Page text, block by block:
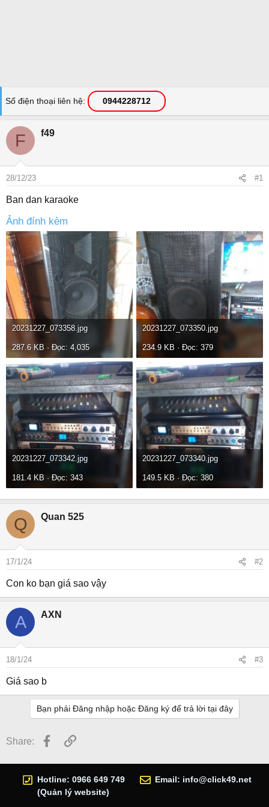
Số điện thoại liên hệ 0944228712
F f49
28/12/23 #1
Ban dan karaoke
Ảnh đính kèm
20231227_073358.jpg
287.6 KB · Đọc: 4,035
20231227_073350.jpg
234.9 KB · Đọc: 379
20231227_073342.jpg
181.4 KB · Đọc: 343
20231227_073340.jpg
149.5 KB · Đọc: 380
Q Quan 525
17/1/24 #2
Con ko bạn giá sao vậy
A AXN
18/1/24 #3
Giá sao b
Bạn phải Đăng nhập hoặc Đăng ký để trả lời tại đây
Share: Facebook
Link
Hotline: 0966 649 749
(Quản lý website)
Email: info@click49.net